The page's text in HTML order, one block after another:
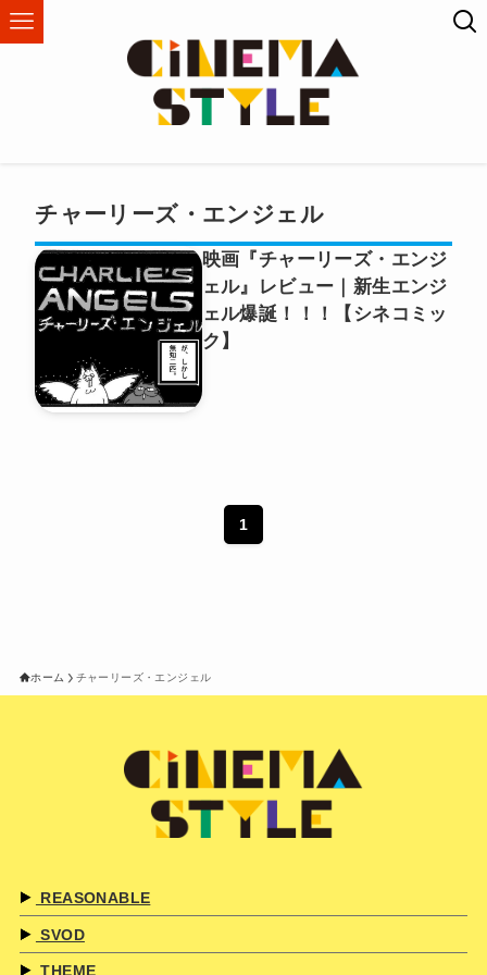
チャーリーズ・エンジェル
映画『チャーリーズ・エンジ
ェル』レビュー｜新生エンジ
ェル爆誕！！！【シネコミッ
ク】
1
ホーム チャーリーズ・エンジェル
REASONABLE
SVOD
THEME